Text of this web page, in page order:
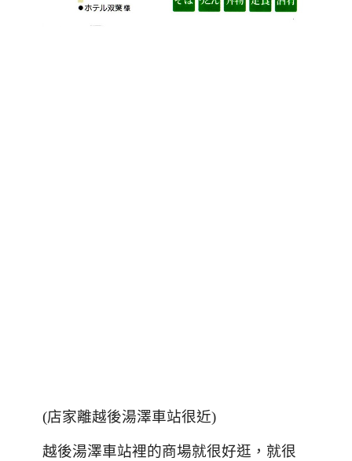
(店家離越後湯澤車站很近)
越後湯澤車站裡的商場就很好逛，就很